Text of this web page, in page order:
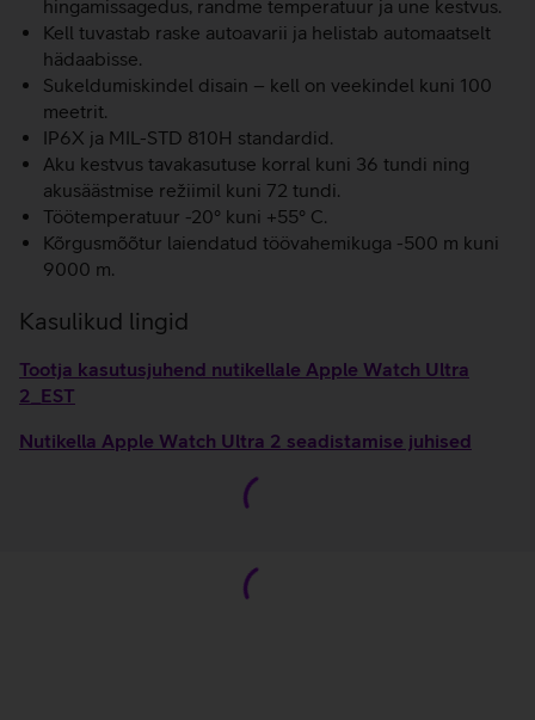
hingamissagedus, randme temperatuur ja une kestvus.
Kell tuvastab raske autoavarii ja helistab automaatselt
hädaabisse.
Sukeldumiskindel disain – kell on veekindel kuni 100
meetrit.
IP6X ja MIL-STD 810H standardid.
Aku kestvus tavakasutuse korral kuni 36 tundi ning
akusäästmise režiimil kuni 72 tundi.
Töötemperatuur -20° kuni +55° C.
Kõrgusmõõtur laiendatud töövahemikuga -500 m kuni
9000 m.
Kasulikud lingid
Tootja kasutusjuhend nutikellale Apple Watch Ultra
2_EST
Nutikella Apple Watch Ultra 2 seadistamise juhised